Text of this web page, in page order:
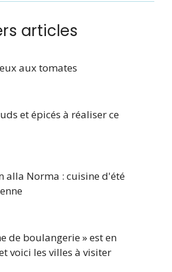
articles
aux tomates
et épicés à réaliser ce
alla Norma : cuisine d'été
de boulangerie » est en
voici les villes à visiter